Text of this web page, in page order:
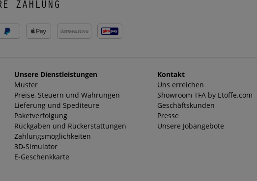
ZAHLUNG
ÜBERWEISUNG
Unsere Dienstleistungen
Muster
Preise, Steuern und Währungen
Lieferung und Spediteure
Paketverfolgung
Rückgaben und Rückerstattungen
Zahlungsmöglichkeiten
3D-Simulator
E-Geschenkkarte
Kontakt
Uns erreichen
Showroom TFA by Etoffe.com
Geschäftskunden
Presse
Unsere Jobangebote